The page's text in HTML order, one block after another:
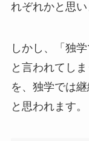
れぞれかと思い
しかし、「独
と言われてし
を、独学では
と思われます。